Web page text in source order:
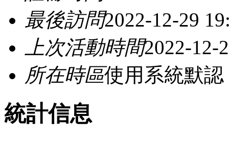
最後訪問2022-12-29
上次活動時間2022-12-
所在時區使用系統默認
統計信息